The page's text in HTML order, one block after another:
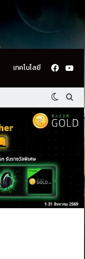
เทคโนโลยี
ค้น